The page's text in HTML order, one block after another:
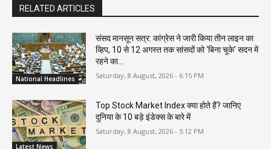
RELATED ARTICLES
National Headlines
संसद मानसून सत्र: कांग्रेस ने जारी किया तीन लाइन का
व्हिप, 10 से 12 अगस्त तक सांसदों को ‘बिना चूके’ सदन में
रहने का...
Saturday, 8 August, 2026 - 6:15 PM
Latest News
Top Stock Market Index क्या होते हैं? जानिए
दुनिया के 10 बड़े इंडेक्स के बारे में
Saturday, 8 August, 2026 - 5:12 PM